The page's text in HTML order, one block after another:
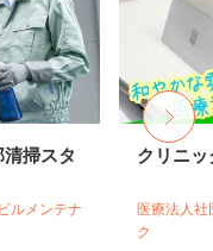
掃スタ
メンテナ
クリニ
医療法人
ク